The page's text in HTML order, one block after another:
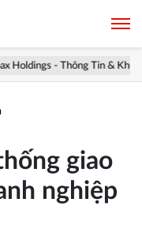
Thông Tin & Khuyến nghị
giao
nghiệp